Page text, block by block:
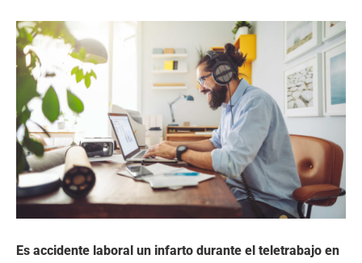
Es accidente laboral un infarto durante el teletrabajo en